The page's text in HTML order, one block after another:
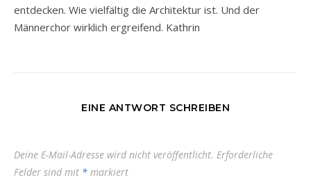
entdecken. Wie vielfältig die Architektur ist. Und der
Männerchor wirklich ergreifend. Kathrin
EINE ANTWORT SCHREIBEN
Deine E-Mail-Adresse wird nicht veröffentlicht. Erforderliche
Felder sind mit * markiert